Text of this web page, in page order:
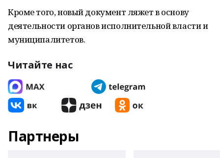
Кроме того, новый документ ляжет в основу
деятельности органов исполнительной власти и
муниципалитетов.
Читайте нас
Партнеры